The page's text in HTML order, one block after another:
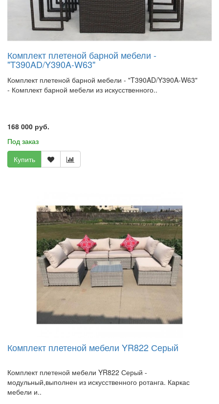
Комплект плетеной барной мебели -
"T390AD/Y390A-W63"
Комплект плетеной барной мебели - "T390AD/Y390A-W63"
- Комплект барной мебели из искусственного..
168 000 руб.
Под заказ
Купить
Комплект плетеной мебели YR822 Серый
Комплект плетеной мебели YR822 Серый -
модульный,выполнен из искусственного ротанга. Каркас
мебели и..